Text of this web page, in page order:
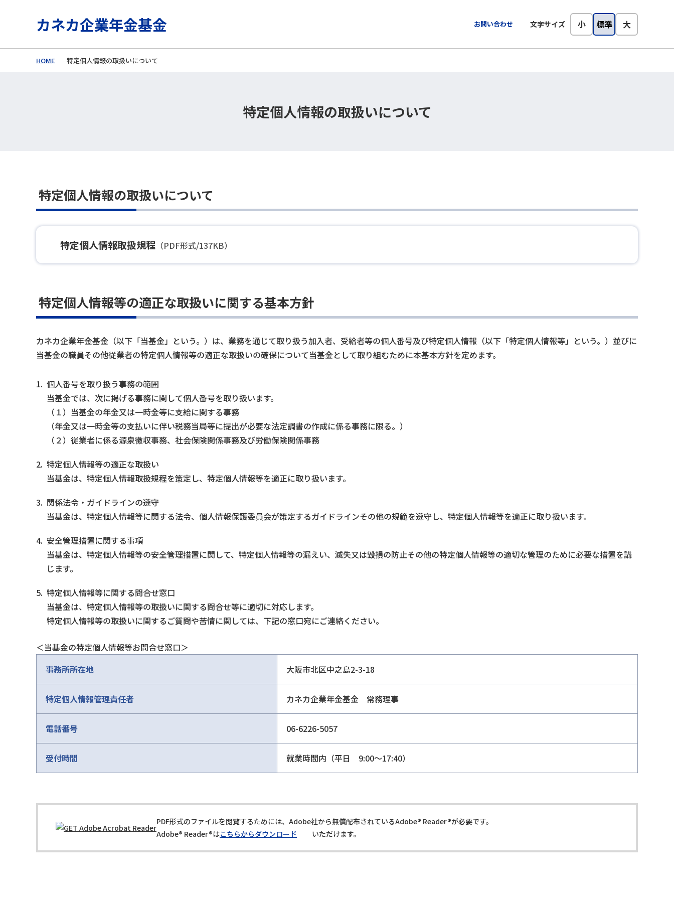
カネカ企業年金基金 お問い合わせ 文字サイズ 小 標準 大
HOME 特定個人情報の取扱いについて
特定個人情報の取扱いについて
特定個人情報の取扱いについて
特定個人情報取扱規程 （PDF形式/137KB）
特定個人情報等の適正な取扱いに関する基本方針
カネカ企業年金基金（以下「当基金」という。）は、業務を通じて取り扱う加入者、受給者等の個人番号及び特定個人情報（以下「特定個人情報等」という。）並びに
当基金の職員その他従業者の特定個人情報等の適正な取扱いの確保について当基金として取り組むために本基本方針を定めます。
1. 個人番号を取り扱う事務の範囲
当基金では、次に掲げる事務に関して個人番号を取り扱います。
（１）当基金の年金又は一時金等に支給に関する事務
（年金又は一時金等の支払いに伴い税務当局等に提出が必要な法定調書の作成に係る事務に限る。）
（２）従業者に係る源泉徴収事務、社会保険関係事務及び労働保険関係事務
2. 特定個人情報等の適正な取扱い
当基金は、特定個人情報取扱規程を策定し、特定個人情報等を適正に取り扱います。
3. 関係法令・ガイドラインの遵守
当基金は、特定個人情報等に関する法令、個人情報保護委員会が策定するガイドラインその他の規範を遵守し、特定個人情報等を適正に取り扱います。
4. 安全管理措置に関する事項
当基金は、特定個人情報等の安全管理措置に関して、特定個人情報等の漏えい、滅失又は毀損の防止その他の特定個人情報等の適切な管理のために必要な措置を講
じます。
5. 特定個人情報等に関する問合せ窓口
当基金は、特定個人情報等の取扱いに関する問合せ等に適切に対応します。
特定個人情報等の取扱いに関するご質問や苦情に関しては、下記の窓口宛にご連絡ください。
＜当基金の特定個人情報等お問合せ窓口＞
事務所所在地
大阪市北区中之島2-3-18
特定個人情報管理責任者 カネカ企業年金基金 常務理事
電話番号 06-6226-5057
受付時間 就業時間内（平日 9:00～17:40）
PDF形式のファイルを閲覧するためには、Adobe社から無償配布されているAdobe® Reader®が必要です。
Adobe® Reader®はこちらからダウンロード いただけます。